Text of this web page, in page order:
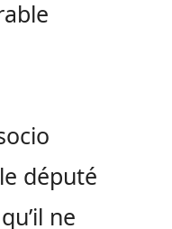
député
ne